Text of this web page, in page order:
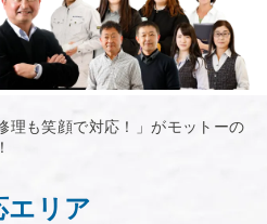
理も笑顔で対応！」がモットーの
エリア